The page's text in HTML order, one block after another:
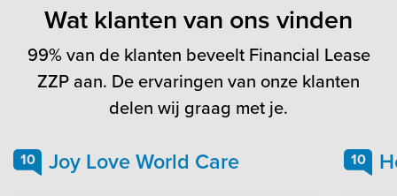
Wat klanten van ons vinden
99% van de klanten beveelt Financial Lease
ZZP aan. De ervaringen van onze klanten
delen wij graag met je.
10 Joy Love World Care 10